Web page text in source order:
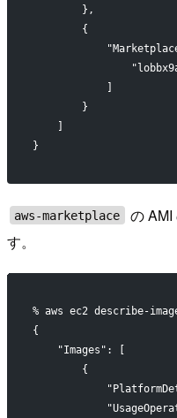
        },
        {
            ]
        }
    ]
}
aws-marketplace
の AMI
す。
% aws ec2 describe-
{
    "Images": [
        {